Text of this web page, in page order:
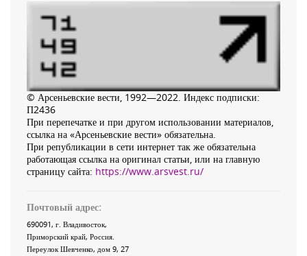
© Арсеньевские вести, 1992—2022. Индекс подписки:
П2436
При перепечатке и при другом использовании материалов,
ссылка на «Арсеньевские вести» обязательна.
При републикации в сети интернет так же обязательна
работающая ссылка на оригинал статьи, или на главную
страницу сайта: https://www.arsvest.ru/
Почтовый адрес:
690091, г. Владивосток,
Приморский край, Россия
Переулок Шевченко, дом 9, 27